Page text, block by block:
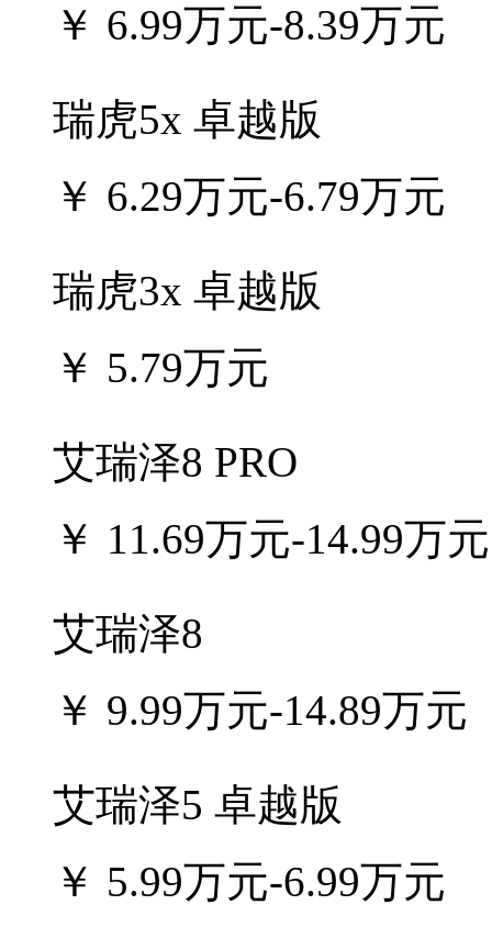
￥ 6.99万元-8.39万元
瑞虎5x 卓越版
￥ 6.29万元-6.79万元
瑞虎3x 卓越版
￥ 5.79万元
艾瑞泽8 PRO
￥ 11.69万元-14.99万元
艾瑞泽8
￥ 9.99万元-14.89万元
艾瑞泽5 卓越版
￥ 5.99万元-6.99万元